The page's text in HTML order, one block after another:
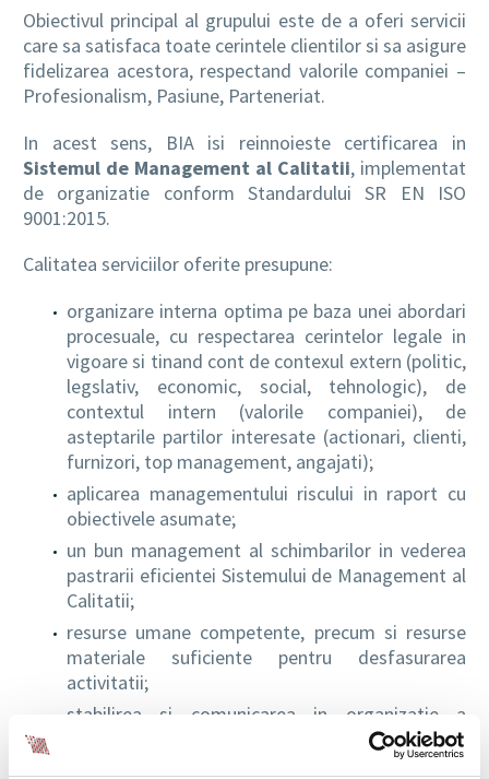
RO
Obiectivul principal al grupului este de a oferi servicii
care sa satisfaca toate cerintele clientilor si sa asigure
fidelizarea acestora, respectand valorile companiei –
Profesionalism, Pasiune, Parteneriat.
In acest sens, BIA isi reinnoieste certificarea in
Sistemul de Management al Calitatii, implementat
de organizatie conform Standardului SR EN ISO
9001:2015.
Calitatea serviciilor oferite presupune:
organizare interna optima pe baza unei abordari
procesuale, cu respectarea cerintelor legale in
vigoare si tinand cont de contexul extern (politic,
legslativ, economic, social, tehnologic), de
contextul intern (valorile companiei), de
asteptarile partilor interesate (actionari, clienti,
furnizori, top management, angajati);
aplicarea managementului riscului in raport cu
obiectivele asumate;
un bun management al schimbarilor in vederea
pastrarii eficientei Sistemului de Management al
Calitatii;
resurse umane competente, precum si resurse
materiale suficiente pentru desfasurarea
activitatii;
stabilirea si comunicarea in organizatie a
obiectivelor pentru calitate specifice nivelurilor
relevante, cu modalitati de masurare si